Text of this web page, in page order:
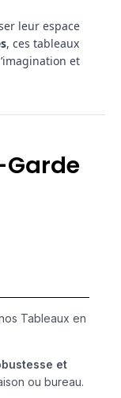
leur espace
, ces tableaux
et
Garde
Tableaux en
et
ou bureau.